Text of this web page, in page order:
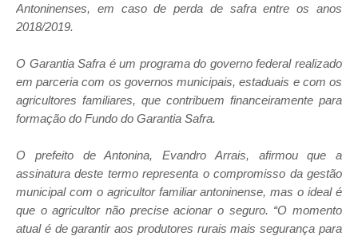
Antoninenses, em caso de perda de safra entre os anos
2018/2019.
O Garantia Safra é um programa do governo federal realizado
em parceria com os governos municipais, estaduais e com os
agricultores familiares, que contribuem financeiramente para
formação do Fundo do Garantia Safra.
O prefeito de Antonina, Evandro Arrais, afirmou que a
assinatura deste termo representa o compromisso da gestão
municipal com o agricultor familiar antoninense, mas o ideal é
que o agricultor não precise acionar o seguro. “O momento
atual é de garantir aos produtores rurais mais segurança para